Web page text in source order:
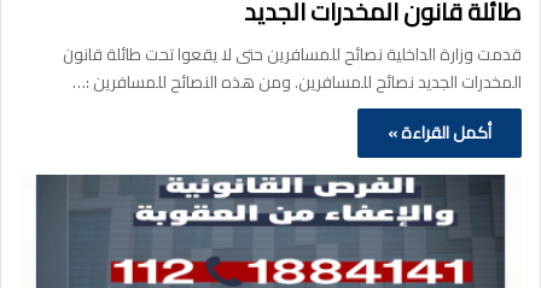
طائلة قانون المخدرات الجديد
قدمت وزارة الداخلية نصائح للمسافرين حتى لا يقعوا تحت طائلة قانون
المخدرات الجديد نصائح للمسافرين. ومن هذه النصائح للمسافرين :…
أكمل القراءة »